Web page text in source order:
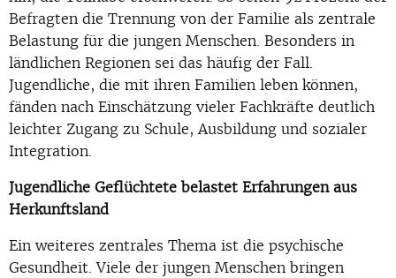
Befragten die Trennung von der Familie als zentrale
Belastung für die jungen Menschen. Besonders in
ländlichen Regionen sei das häufig der Fall.
Jugendliche, die mit ihren Familien leben können,
fänden nach Einschätzung vieler Fachkräfte deutlich
leichter Zugang zu Schule, Ausbildung und sozialer
Integration.
Jugendliche Geflüchtete belastet Erfahrungen aus
Herkunftsland
Ein weiteres zentrales Thema ist die psychische
Gesundheit. Viele der jungen Menschen bringen